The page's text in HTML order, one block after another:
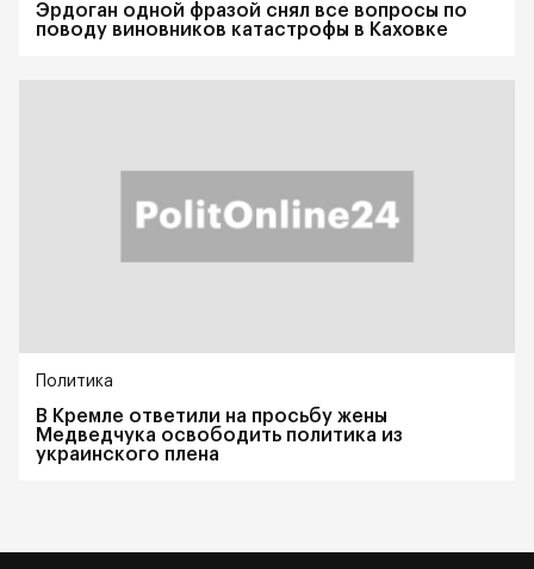
Эрдоган одной фразой снял все вопросы по
поводу виновников катастрофы в Каховке
Политика
В Кремле ответили на просьбу жены
Медведчука освободить политика из
украинского плена